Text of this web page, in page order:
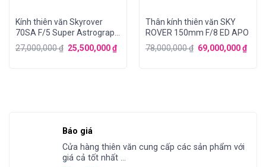
Kính thiên văn Skyrover
70SA F/5 Super Astrograph
v4
27,000,000₫ 25,500,000₫
Thân kính thiên văn SKY
ROVER 150mm F/8 ED APO
78,000,000₫ 69,000,000₫
Báo giá
Cửa hàng thiên văn cung cấp các sản phẩm với
giá cả tốt nhất ...